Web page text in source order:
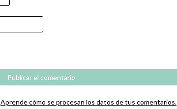
Aprende cómo se procesan los datos de tus comentarios.